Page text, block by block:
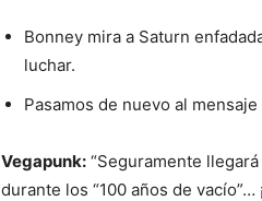
Bonney mira a Saturn
luchar.
Pasamos de nuevo al
Vegapunk: “Seguramente
durante los “100 años de vacío”…